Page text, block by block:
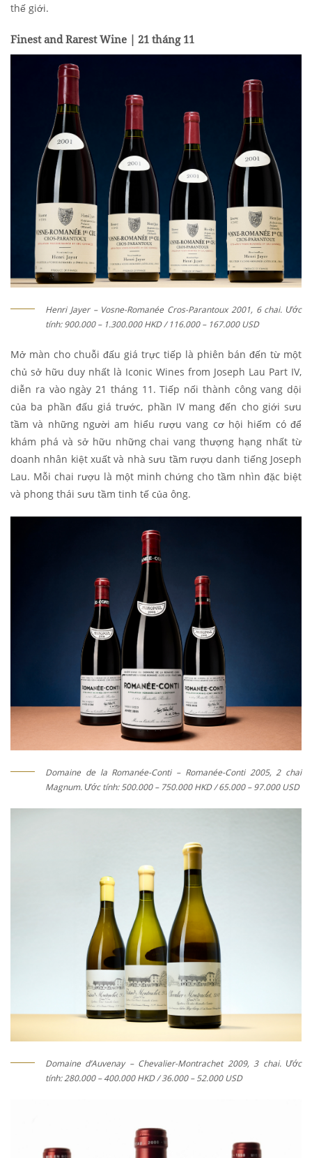
thế giới.
Finest and Rarest Wine | 21 tháng 11
Henri Jayer – Vosne-Romanée Cros-Parantoux 2001, 6 chai. Ước
tính: 900.000 – 1.300.000 HKD / 116.000 – 167.000 USD
Mở màn cho chuỗi đấu giá trực tiếp là phiên bán đến từ một
chủ sở hữu duy nhất là Iconic Wines from Joseph Lau Part IV,
diễn ra vào ngày 21 tháng 11. Tiếp nối thành công vang dội
của ba phần đấu giá trước, phần IV mang đến cho giới sưu
tầm và những người am hiểu rượu vang cơ hội hiếm có để
khám phá và sở hữu những chai vang thượng hạng nhất từ
doanh nhân kiệt xuất và nhà sưu tầm rượu danh tiếng Joseph
Lau. Mỗi chai rượu là một minh chứng cho tầm nhìn đặc biệt
và phong thái sưu tầm tinh tế của ông.
Domaine de la Romanée-Conti – Romanée-Conti 2005, 2 chai
Magnum. Ước tính: 500.000 – 750.000 HKD / 65.000 – 97.000 USD
Domaine d’Auvenay – Chevalier-Montrachet 2009, 3 chai. Ước
tính: 280.000 – 400.000 HKD / 36.000 – 52.000 USD